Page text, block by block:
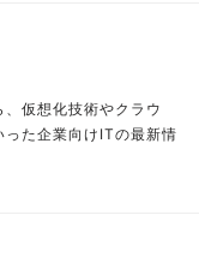
仮想化技術やクラウ
った企業向けITの最新情